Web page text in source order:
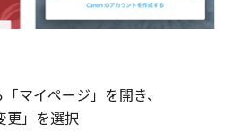
マイページ」を開き、
更」を選択